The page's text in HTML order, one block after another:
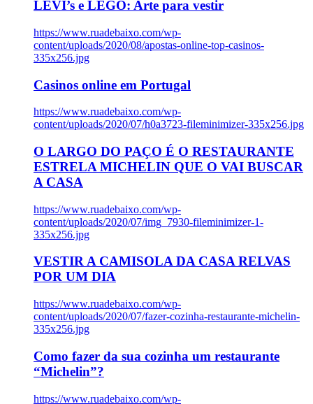
LEVI’s e LEGO: Arte para vestir
https://www.ruadebaixo.com/wp-
content/uploads/2020/08/apostas-online-top-casinos-
335x256.jpg
Casinos online em Portugal
https://www.ruadebaixo.com/wp-
content/uploads/2020/07/h0a3723-fileminimizer-335x256.jpg
O LARGO DO PAÇO É O RESTAURANTE
ESTRELA MICHELIN QUE O VAI BUSCAR
A CASA
https://www.ruadebaixo.com/wp-
content/uploads/2020/07/img_7930-fileminimizer-1-
335x256.jpg
VESTIR A CAMISOLA DA CASA RELVAS
POR UM DIA
https://www.ruadebaixo.com/wp-
content/uploads/2020/07/fazer-cozinha-restaurante-michelin-
335x256.jpg
Como fazer da sua cozinha um restaurante
“Michelin”?
https://www.ruadebaixo.com/wp-